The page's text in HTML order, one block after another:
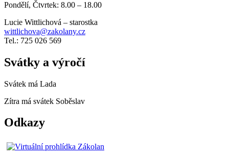
Pondělí, Čtvrtek: 8.00 – 18.00
Lucie Wittlichová – starostka
wittlichova@zakolany.cz
Tel.: 725 026 569
Svátky a výročí
Svátek má Lada
Zítra má svátek Soběslav
Odkazy